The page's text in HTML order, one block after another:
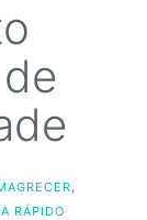
RÁPIDO